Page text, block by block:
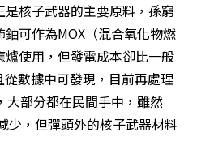
核子武器的主要原料，孫窮
可作為MOX（混合氧化物燃
使用，但發電成本卻比一般
數據中可發現，目前再處理
大部分都在民間手中，雖然
少，但彈頭外的核子武器材料